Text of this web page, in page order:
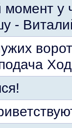
у
-